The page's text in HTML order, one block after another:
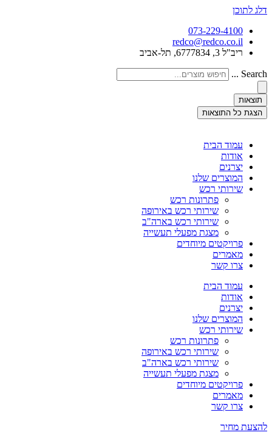
דלג לתוכן
073-229-4100
redco@redco.co.il
ריב"ל 3, 6777834, תל-אביב
Search ...
תוצאות
הצגת כל התוצאות
עמוד הבית
אודות
יצרנים
המוצרים שלנו
שירותי רכש
פתרונות רכש
שירותי רכש באירופה
שירותי רכש בארה"ב
מצגת מפעלי תעשייה
פרויקטים מיוחדים
מאמרים
צרו קשר
עמוד הבית
אודות
יצרנים
המוצרים שלנו
שירותי רכש
פתרונות רכש
שירותי רכש באירופה
שירותי רכש בארה"ב
מצגת מפעלי תעשייה
פרויקטים מיוחדים
מאמרים
צרו קשר
להצעת מחיר